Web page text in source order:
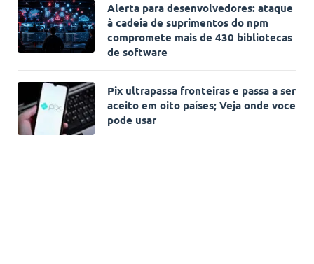
Alerta para desenvolvedores: ataque
à cadeia de suprimentos do npm
compromete mais de 430 bibliotecas
de software
Pix ultrapassa fronteiras e passa a ser
aceito em oito países; Veja onde voce
pode usar